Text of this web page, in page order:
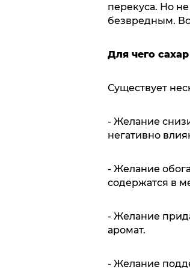
перекуса. Но
безвредным.
Для чего
Существует
- Желание
негативно
- Желание
содержатся в
- Желание
аромат.
- Желание